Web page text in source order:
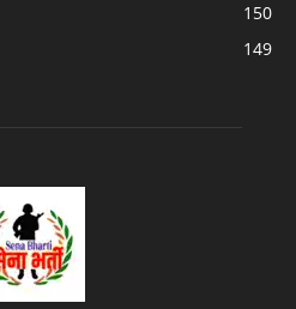
150
149